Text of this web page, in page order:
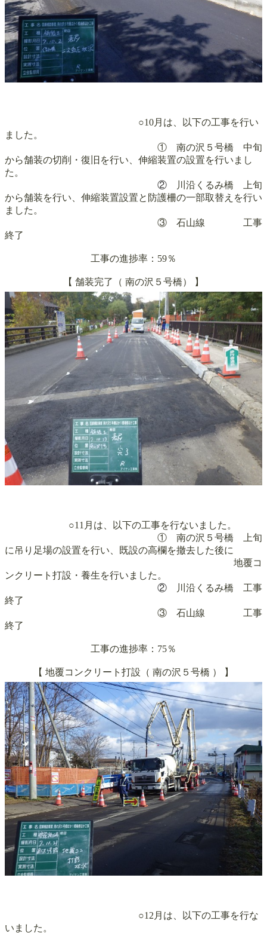
○10月は、以下の工事を行い
ました。
① 南の沢５号橋 中旬
から舗装の切削・復旧を行い、伸縮装置の設置を行いまし
た。
②
川沿くるみ橋 上旬
から舗装を行い、伸縮装置設置と防護柵の一部取替えを行い
ました。
③ 石山線 工事
終了
工事の進捗率：59％
【 舗装完了（ 南の沢５号橋） 】
○11月は、以下の工事を行ないました。
① 南の沢５号橋 上旬
に吊り足場の設置を行い、既設の高欄を撤去した後に
地覆コ
ンクリート打設・養生を行いました。
②
川沿くるみ橋 工事
終了
③ 石山線 工事
終了
工事の進捗率：75％
【 地覆コンクリート打設 （ 南の沢５号橋 ） 】
○12月は、以下の工事を行な
いました。